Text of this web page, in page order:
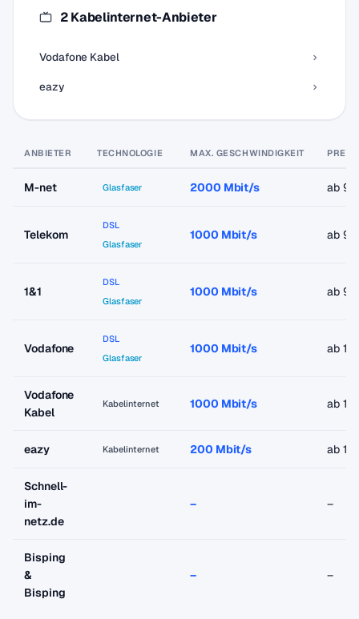
2 Kabelinternet-Anbieter
Vodafone Kabel
eazy
ANBIETER TECHNOLOGIE MAX. GESCHWINDIGKEIT PREIS
M-net Glasfaser 2000 Mbit/s ab
Telekom
DSL
Glasfaser
1000 Mbit/s ab
1&1
DSL
Glasfaser
1000 Mbit/s ab
Vodafone
DSL
Glasfaser
1000 Mbit/s ab
Vodafone
Kabel
Kabelinternet 1000 Mbit/s ab
eazy Kabelinternet 200 Mbit/s ab
Schnell-
im-
netz.de
– –
Bisping
&
Bisping
– –